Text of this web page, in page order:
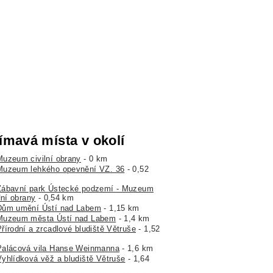
místa v okolí
civilní obrany - 0 km
lehkého opevnění VZ. 36 - 0,52
park Ústecké podzemí - Muzeum
obrany - 0,54 km
umění Ústí nad Labem - 1,15 km
města Ústí nad Labem - 1,4 km
a zrcadlové bludiště Větruše - 1,52
vila Hanse Weinmanna- 1,6 km
věž a bludiště Větruše - 1,64